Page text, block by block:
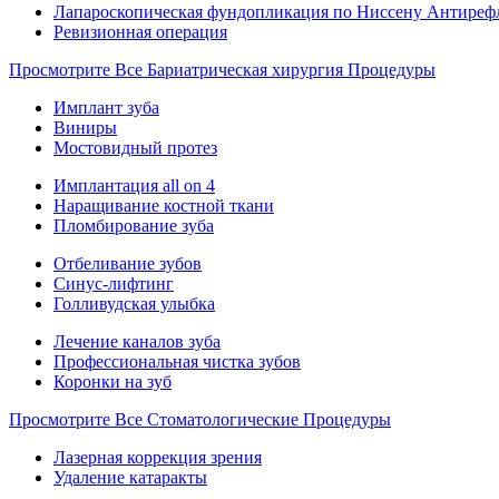
Лапароскопическая фундопликация по Ниссену
Ревизионная операция
Просмотрите Все Бариатрическая хирургия Процедуры
Имплант зуба
Виниры
Мостовидный протез
Имплантация all on 4
Наращивание костной ткани
Пломбирование зуба
Отбеливание зубов
Синус-лифтинг
Голливудская улыбка
Лечение каналов зуба
Профессиональная чистка зубов
Коронки на зуб
Просмотрите Все Стоматологические Процедуры
Лазерная коррекция зрения
Удаление катаракты